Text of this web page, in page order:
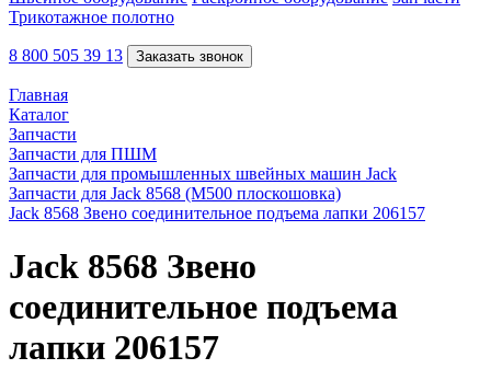
Трикотажное полотно
8 800 505 39 13 Заказать звонок
Главная
Каталог
Запчасти
Запчасти для ПШМ
Запчасти для промышленных швейных машин Jack
Запчасти для Jack 8568 (M500 плоскошовка)
Jack 8568 Звено соединительное подъема лапки 206157
Jack 8568 Звено
соединительное подъема
лапки 206157